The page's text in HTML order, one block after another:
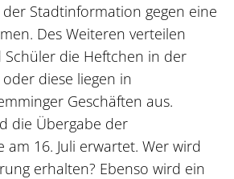
Stadtinformation gegen eine
Des Weiteren verteilen
die Heftchen in der
diese liegen in
Geschäften aus.
die Übergabe der
am 16. Juli erwartet. Wer wird
erhalten? Ebenso wird ein